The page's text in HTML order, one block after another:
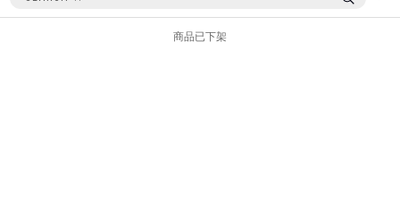
商品已下架